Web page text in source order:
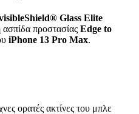
Glass Elite
ασπίδα προστασίας Edge to
iPhone 13 Pro Max.
ορατές ακτίνες του μπλε